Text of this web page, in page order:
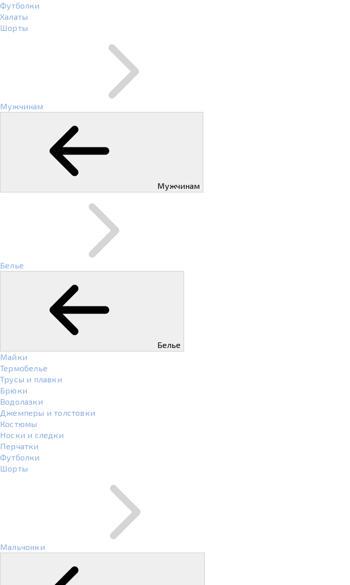
Футболки
Халаты
Шорты
Мужчинам
Мужчинам
Белье
Белье
Майки
Термобелье
Трусы и плавки
Брюки
Водолазки
Джемперы и толстовки
Костюмы
Носки и следки
Перчатки
Футболки
Шорты
Мальчонки